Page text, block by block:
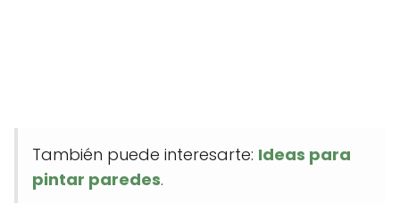
También puede interesarte: Ideas para
pintar paredes.